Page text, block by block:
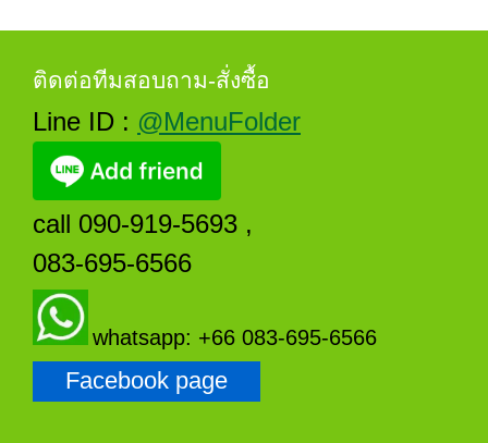
ติดต่อทีมสอบถาม-สั่งซื้อ
Line ID : @MenuFolder
call 090-919-5693 ,
083-695-6566
whatsapp: +66 083-695-6566
Facebook page